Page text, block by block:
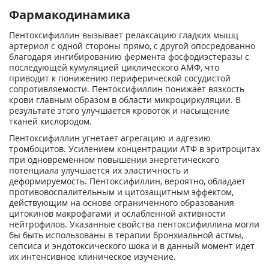
Фармакодинамика
Пентоксифиллин вызывает релаксацию гладких мышц
артериол с одной стороны прямо, с другой опосредованно
благодаря ингибированию фермента фосфодиэстеразы с
последующей кумуляцией циклического АМФ, что
приводит к понижению периферической сосудистой
сопротивляемости. Пентоксифиллин понижает вязкость
крови главным образом в области микроциркуляции. В
результате этого улучшается кровоток и насыщение
тканей кислородом.
Пентоксифиллин угнетает агрегацию и адгезию
тромбоцитов. Усилением концентрации АТФ в эритроцитах
при одновременном повышении энергетического
потенциала улучшается их эластичность и
деформируемость. Пентоксифиллин, вероятно, обладает
противовоспалительным и цитозащитным эффектом,
действующим на основе ограниченного образования
цитокинов макрофагами и ослабленной активности
нейтрофилов. Указанные свойства пентоксифиллина могли
бы быть использованы в терапии бронхиальной астмы,
сепсиса и эндотоксического шока и в данный момент идет
их интенсивное клиническое изучение.